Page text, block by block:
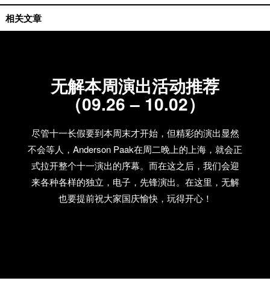
相关文章
无解本周演出活动推荐
（09.26 – 10.02）
尽管十一长假要到本周末才开始，但精彩的演出显然
不会等人，Anderson Paak在周二晚上的上海，就会正
式拉开整个十一演出的序幕。而在这之后，我们会迎
来各种各样的独立，电子，先锋演出。在这里，无解
也要提前祝大家国庆愉快，玩得开心！
活动推荐